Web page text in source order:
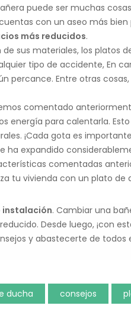
puede ser muchas
con un aseo más bien
más reducidos.
de sus materiales, los platos
tipo de accidente, En
percance. Entre otras
comentado
energía para calentarla.
¡Cada gota es
ha expandido
comentadas
tu vivienda con un plato de
instalación. Cambiar una
Desde luego, ¡con
y abastecerte de
ducha consejos